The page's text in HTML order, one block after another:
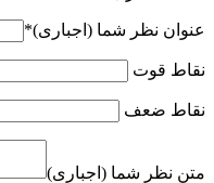
عنوان نظر شما (اجباری)*
نقاط قوت
نقاط ضعف
متن نظر شما (اجباری)